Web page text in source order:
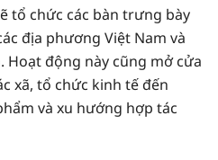
tổ chức các bàn trưng bày
địa phương Việt Nam và
Hoạt động này cũng mở cửa
xã, tổ chức kinh tế đến
và xu hướng hợp tác